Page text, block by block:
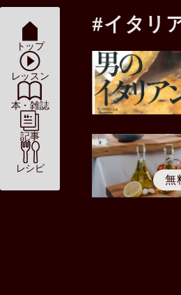
トップ
レッスン
本・雑誌
記事
レシピ
#イタリ